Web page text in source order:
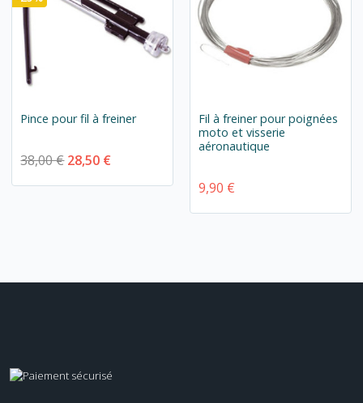
Pince pour fil à freiner
38,00 € 28,50 €
Fil à freiner pour poignées
moto et visserie
aéronautique
9,90 €